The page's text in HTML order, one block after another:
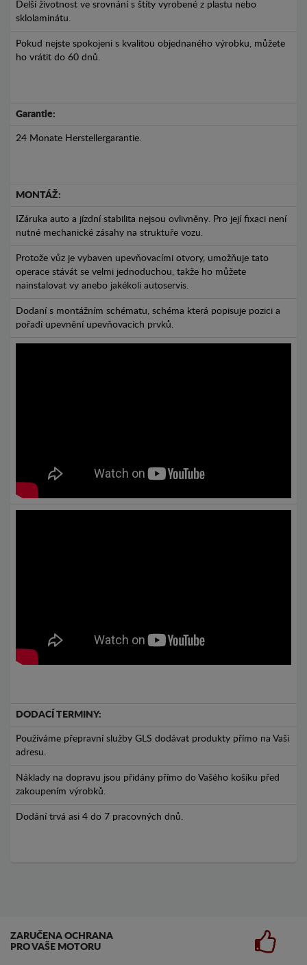
Delší životnost ve srovnání s štíty vyrobené z plastu nebo
sklolaminátu.
Pokud nejste spokojeni s kvalitou objednaného výrobku, můžete
ho vrátit do 60 dnů.
Garantie:
24 Monate Herstellergarantie.
MONTÁŽ:
IZáruka auto a jízdní stabilita nejsou ovlivněny. Pro její fixaci není
nutné mechanické zásahy na struktuře vozu.
Protože vůz je vybaven upevňovacími otvory, umožňuje tato
operace stávát se velmi jednoduchou, takže ho můžete
nainstalovat vy anebo jakékoli autoservis.
Dodaní s montážním schématu, schéma která popisuje pozici a
pořadí upevnění upevňovacích prvků.
DODACÍ TERMINY:
Používáme přepravní služby GLS dodávat produkty přímo na Vaši
adresu.
Náklady na dopravu jsou přidány přímo do Vašého košíku před
zakoupením výrobků.
Dodání trvá asi 4 do 7 pracovných dnů.
ZARUČENA OCHRANA
PRO VAŠE MOTORU